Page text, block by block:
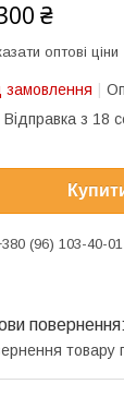
₴
оптові ціни
замовлення
Відправка з 18
(96) 103-40-01
товару